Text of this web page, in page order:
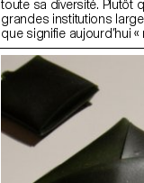
toute sa diversité. Plutôt
grandes institutions
que signifie aujourd’hui
de mille structures
monde.